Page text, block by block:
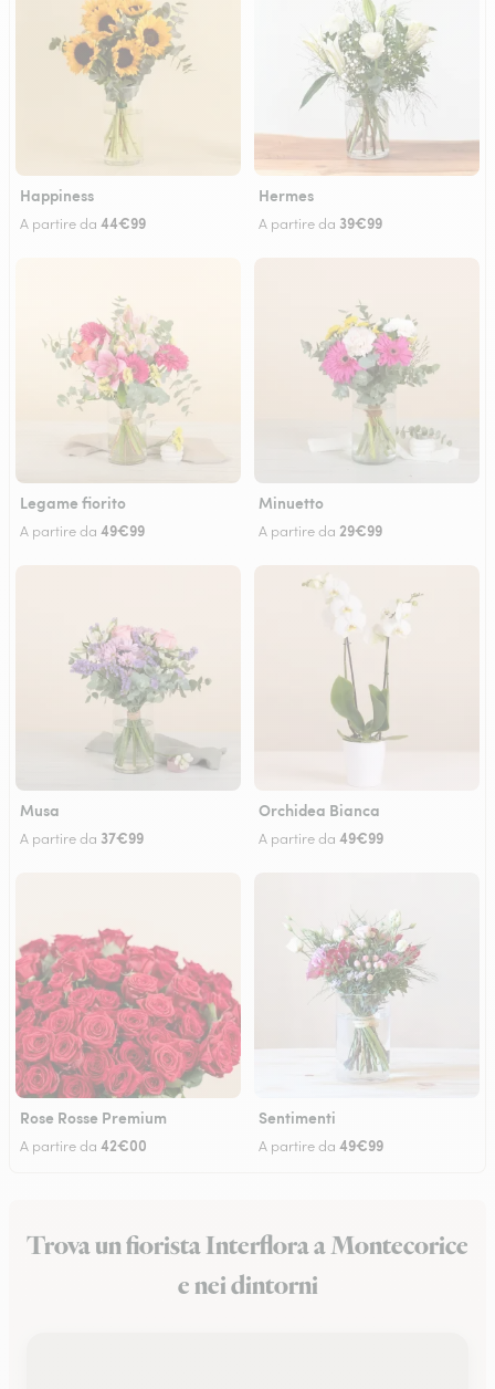
Happiness
A partire da 44€99
Hermes
A partire da 39€99
Legame fiorito
A partire da 49€99
Minuetto
A partire da 29€99
Musa
A partire da 37€99
Orchidea Bianca
A partire da 49€99
Rose Rosse Premium
A partire da 42€00
Sentimenti
A partire da 49€99
Trova un fiorista Interflora a Montecorice
e nei dintorni